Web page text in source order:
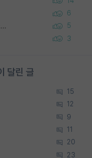
6
정보보안 연구하는 입장에선 식별가능한 사진을 올리는건 비추이긴함 5
3
달린 글
15
12
9
11
20
23